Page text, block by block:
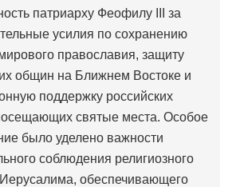
патриарху Феофилу III за
усилия по сохранению
православия, защиту
общин на Ближнем Востоке и
поддержку российских
святые места. Особое
было уделено важности
соблюдения религиозного
Иерусалима, обеспечивающего